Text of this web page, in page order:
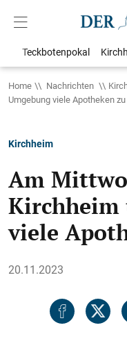
Teckbotenpokal
Home Nachrichten
Umgebung viele Apotheken zu
Kirchheim
Am
Kirchheim
viele
20.11.2023